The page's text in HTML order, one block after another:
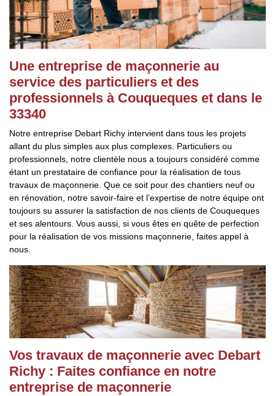
Une entreprise de maçonnerie au
service des particuliers et des
professionnels à Couqueques et dans le
33340
Notre entreprise Debart Richy intervient dans tous les projets
allant du plus simples aux plus complexes. Particuliers ou
professionnels, notre clientèle nous a toujours considéré comme
étant un prestataire de confiance pour la réalisation de tous
travaux de maçonnerie. Que ce soit pour des chantiers neuf ou
en rénovation, notre savoir-faire et l’expertise de notre équipe ont
toujours su assurer la satisfaction de nos clients de Couqueques
et ses alentours. Vous aussi, si vous êtes en quête de perfection
pour la réalisation de vos missions maçonnerie, faites appel à
nous.
Vos travaux de maçonnerie avec Debart
Richy : Faites confiance en notre
entreprise de maçonnerie